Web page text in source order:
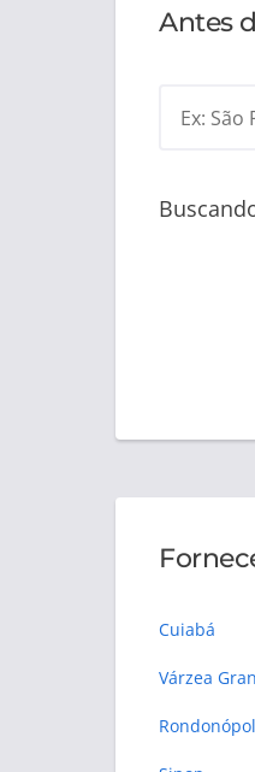
Antes
Ex: São
Cuiabá
Várzea